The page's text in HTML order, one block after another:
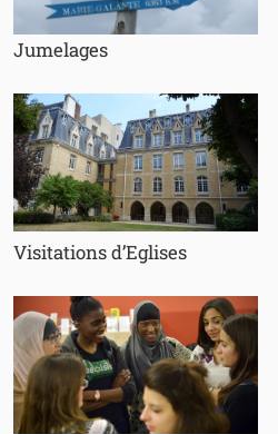
Jumelages
Visitations d’Eglises